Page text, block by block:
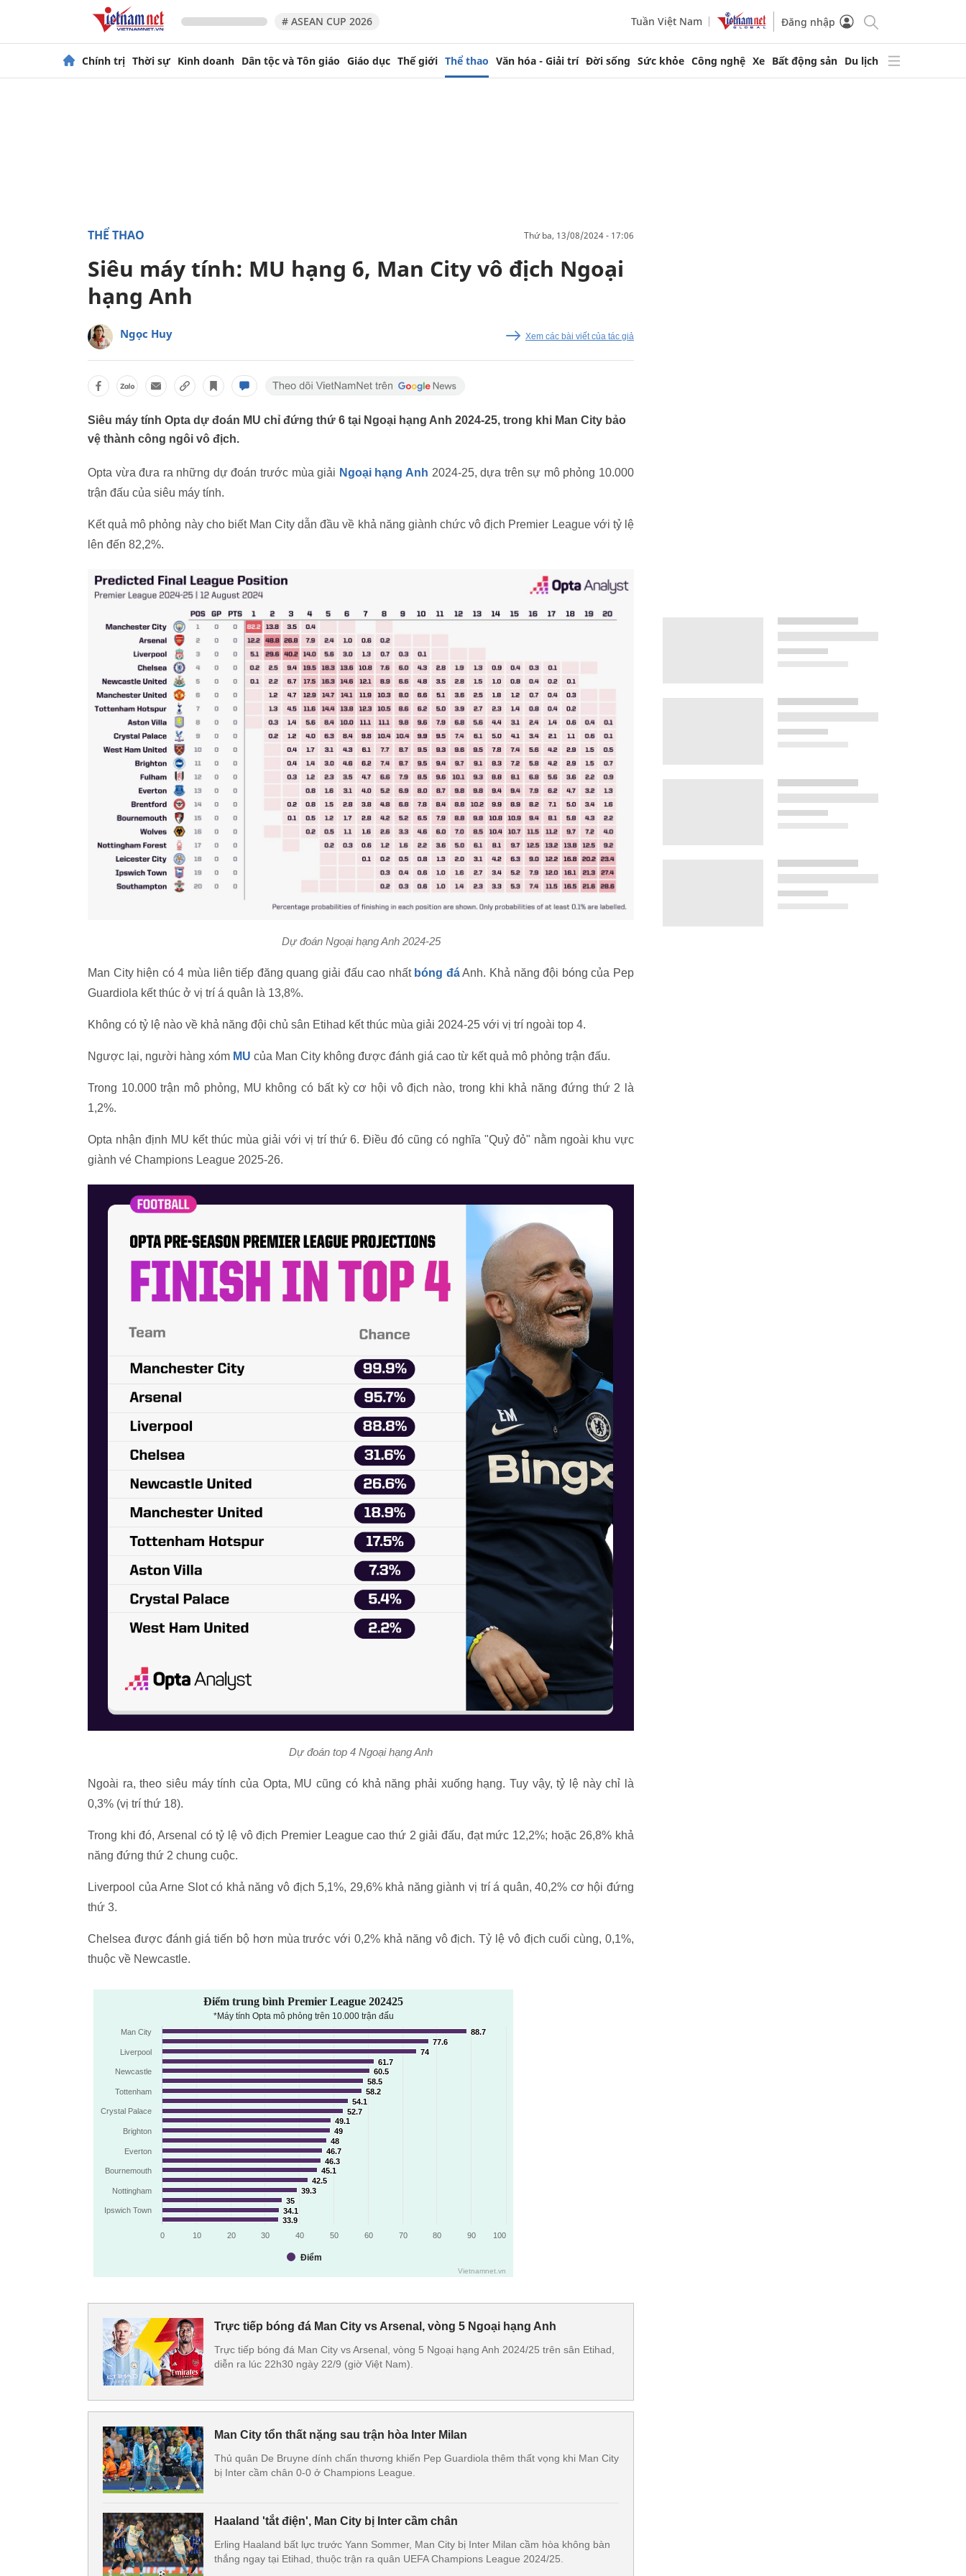
# ASEAN CUP 2026 Tuần Việt Nam Đăng nhập
Chính trị Thời sự Kinh doanh Dân tộc và Tôn giáo Giáo dục Thế giới Thể thao Văn hóa - Giải trí Đời sống Sức khỏe Công nghệ Xe Bất động sản Du lịch
THỂ THAO thứ ba, 13/08/2024 - 17:06
Siêu máy tính: MU hạng 6, Man City vô địch Ngoại
hạng Anh
Ngọc Huy Xem các bài viết của tác giả
Siêu máy tính Opta dự đoán MU chỉ đứng thứ 6 tại Ngoại hạng Anh 2024-25, trong khi Man City bảo
vệ thành công ngôi vô địch.
Opta vừa đưa ra những dự đoán trước mùa giải Ngoại hạng Anh 2024-25, dựa trên sự mô phỏng 10.000
trận đấu của siêu máy tính.
Kết quả mô phỏng này cho biết Man City dẫn đầu về khả năng giành chức vô địch Premier League với tỷ lệ
lên đến 82,2%.
Dự đoán Ngoại hạng Anh 2024-25
Man City hiện có 4 mùa liên tiếp đăng quang giải đấu cao nhất bóng đáAnh. Khả năng đội bóng của Pep
Guardiola kết thúc ở vị trí á quân là 13,8%.
Không có tỷ lệ nào về khả năng đội chủ sân Etihad kết thúc mùa giải 2024-25 với vị trí ngoài top 4.
Ngược lại, người hàng xóm MU của Man City không được đánh giá cao từ kết quả mô phỏng trận đấu.
Trong 10.000 trận mô phỏng, MU không có bất kỳ cơ hội vô địch nào, trong khi khả năng đứng thứ 2 là
1,2%.
Opta nhận định MU kết thúc mùa giải với vị trí thứ 6. Điều đó cũng có nghĩa "Quỷ đỏ" nằm ngoài khu vực
giành vé Champions League 2025-26.
Dự đoán top 4 Ngoại hạng Anh
Ngoài ra, theo siêu máy tính của Opta, MU cũng có khả năng phải xuống hạng. Tuy vậy, tỷ lệ này chỉ là
0,3% (vị trí thứ 18).
Trong khi đó, Arsenal có tỷ lệ vô địch Premier League cao thứ 2 giải đấu, đạt mức 12,2%; hoặc 26,8% khả
năng đứng thứ 2 chung cuộc.
Liverpool của Arne Slot có khả năng vô địch 5,1%, 29,6% khả năng giành vị trí á quân, 40,2% cơ hội đứng
thứ 3.
Chelsea được đánh giá tiến bộ hơn mùa trước với 0,2% khả năng vô địch. Tỷ lệ vô địch cuối cùng, 0,1%,
thuộc về Newcastle.
Trực tiếp bóng đá Man City vs Arsenal, vòng 5 Ngoại hạng Anh
Trực tiếp bóng đá Man City vs Arsenal, vòng 5 Ngoại hạng Anh 2024/25 trên sân Etihad,
diễn ra lúc 22h30 ngày 22/9 (giờ Việt Nam).
Man City tổn thất nặng sau trận hòa Inter Milan
Thủ quân De Bruyne dính chấn thương khiến Pep Guardiola thêm thất vọng khi Man City
bị Inter cầm chân 0-0 ở Champions League.
Haaland 'tắt điện', Man City bị Inter cầm chân
Erling Haaland bất lực trước Yann Sommer, Man City bị Inter Milan cầm hòa không bàn
thắng ngay tại Etihad, thuộc trận ra quân UEFA Champions League 2024/25.